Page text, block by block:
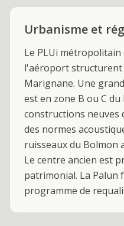
Urbanisme et
Le PLUi
l'aéroport
Marignane. Une
est en zone B ou C du
constructions neuves
des normes
ruisseaux du Bolmon
Le centre ancien est
patrimonial. La Palun
programme de